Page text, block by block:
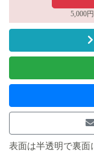
5,000
表面は半透明で裏面